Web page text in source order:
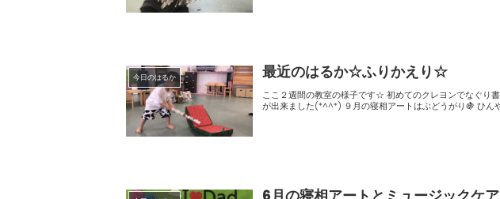
今日のはるか 最近のはるか☆ふりかえり☆
ここ２週間の教室の様子です☆ 初めてのクレヨンでなぐり書き♪うさぎさんに色塗りをしました 壁面製作で十五夜の作品